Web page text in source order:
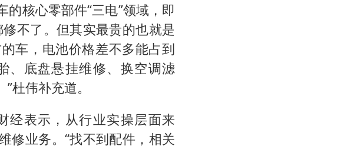
核心零部件“三电”领域，即
不了。但其实最贵的也就是
车，电池价格差不多能占到
、底盘悬挂维修、换空调滤
杜伟补充道。
经表示，从行业实操层面来
修业务。“找不到配件，相关